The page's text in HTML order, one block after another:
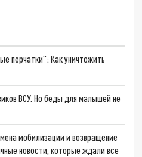
перчатки": Как уничтожить
ВСУ. Но беды для малышей не
мобилизации и возвращение
новости, которые ждали все